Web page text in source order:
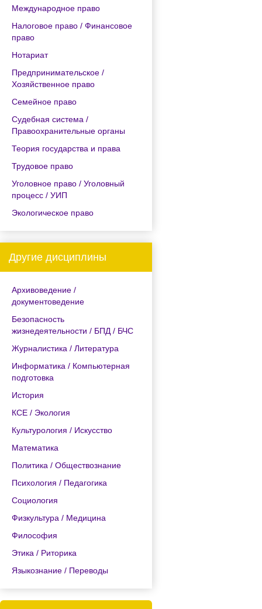
Международное право
Налоговое право / Финансовое
право
Нотариат
Предпринимательское /
Хозяйственное право
Семейное право
Судебная система /
Правоохранительные органы
Теория государства и права
Трудовое право
Уголовное право / Уголовный
процесс / УИП
Экологическое право
Другие дисциплины
Архивоведение /
документоведение
Безопасность
жизнедеятельности / БПД / БЧС
Журналистика / Литература
Информатика / Компьютерная
подготовка
История
КСЕ / Экология
Культурология / Искусство
Математика
Политика / Обществознание
Психология / Педагогика
Социология
Физкультура / Медицина
Философия
Этика / Риторика
Языкознание / Переводы